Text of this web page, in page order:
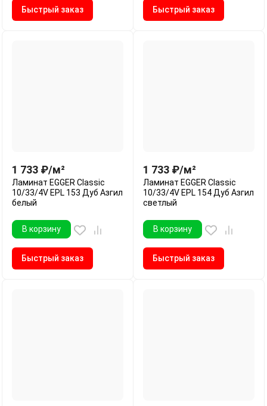
Быстрый заказ Быстрый заказ
1 733 ₽/м²
Ламинат EGGER Classic
10/33/4V EPL 153 Дуб Азгил
белый
В корзину
Быстрый заказ
1 733 ₽/м²
Ламинат EGGER Classic
10/33/4V EPL 154 Дуб Азгил
светлый
В корзину
Быстрый заказ